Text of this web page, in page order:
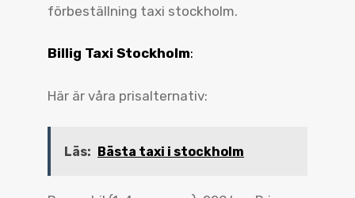
förbeställning taxi stockholm.
Billig Taxi Stockholm:
Här är våra prisalternativ:
Läs: Bästa taxi i stockholm